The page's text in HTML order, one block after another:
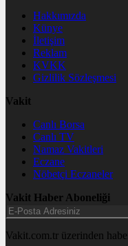
Hakkımızda
Künye
İletişim
Reklam
KVKK
Gizlilik Sözleşmesi
Vakit
Canlı Borsa
Canlı TV
Namaz Vakitleri
Eczane
Nöbetçi Eczaneler
Vakit Haber Aboneliği
Vakit.com.tr üzerinden